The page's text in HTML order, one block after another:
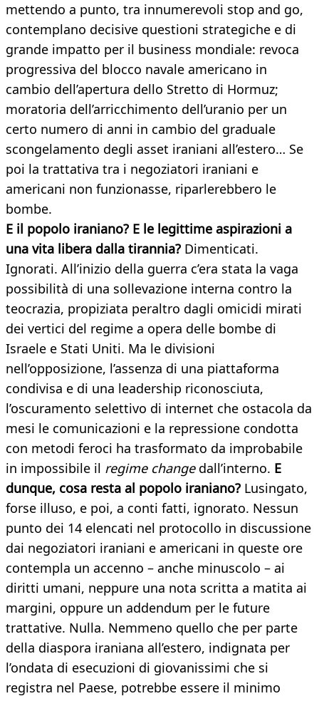
mettendo a punto, tra innumerevoli stop and go,
contemplano decisive questioni strategiche e di
grande impatto per il business mondiale: revoca
progressiva del blocco navale americano in
cambio dell’apertura dello Stretto di Hormuz;
moratoria dell’arricchimento dell’uranio per un
certo numero di anni in cambio del graduale
scongelamento degli asset iraniani all’estero… Se
poi la trattativa tra i negoziatori iraniani e
americani non funzionasse, riparlerebbero le
bombe.
E il popolo iraniano? E le legittime aspirazioni a
una vita libera dalla tirannia? Dimenticati.
Ignorati. All’inizio della guerra c’era stata la vaga
possibilità di una sollevazione interna contro la
teocrazia, propiziata peraltro dagli omicidi mirati
dei vertici del regime a opera delle bombe di
Israele e Stati Uniti. Ma le divisioni
nell’opposizione, l’assenza di una piattaforma
condivisa e di una leadership riconosciuta,
l’oscuramento selettivo di internet che ostacola da
mesi le comunicazioni e la repressione condotta
con metodi feroci ha trasformato da improbabile
in impossibile il regime changedall’interno. E
dunque, cosa resta al popolo iraniano? Lusingato,
forse illuso, e poi, a conti fatti, ignorato. Nessun
punto dei 14 elencati nel protocollo in discussione
dai negoziatori iraniani e americani in queste ore
contempla un accenno – anche minuscolo – ai
diritti umani, neppure una nota scritta a matita ai
margini, oppure un addendum per le future
trattative. Nulla. Nemmeno quello che per parte
della diaspora iraniana all’estero, indignata per
l’ondata di esecuzioni di giovanissimi che si
registra nel Paese, potrebbe essere il minimo